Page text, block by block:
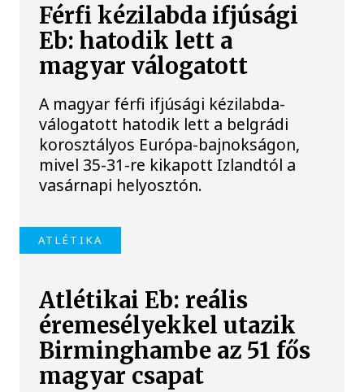
Férfi kézilabda ifjúsági
Eb: hatodik lett a
magyar válogatott
A magyar férfi ifjúsági kézilabda-
válogatott hatodik lett a belgrádi
korosztályos Európa-bajnokságon,
mivel 35-31-re kikapott Izlandtól a
vasárnapi helyosztón.
ATLÉTIKA
Atlétikai Eb: reális
éremesélyekkel utazik
Birminghambe az 51 fős
magyar csapat